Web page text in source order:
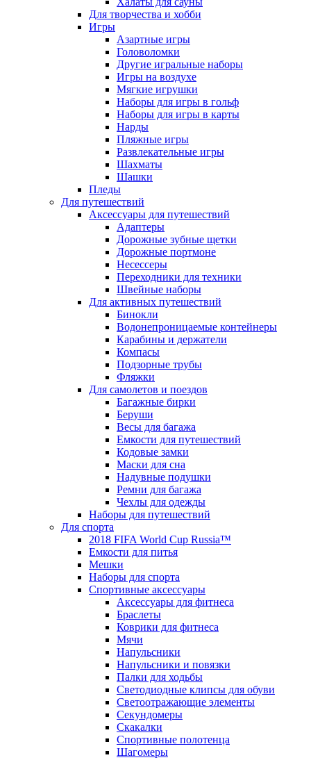
Для творчества и хобби
Игры
Азартные игры
Головоломки
Другие игральные наборы
Игры на воздухе
Мягкие игрушки
Наборы для игры в гольф
Наборы для игры в карты
Нарды
Пляжные игры
Развлекательные игры
Шахматы
Шашки
Пледы
Для путешествий
Аксессуары для путешествий
Адаптеры
Дорожные зубные щетки
Дорожные портмоне
Несессеры
Переходники для техники
Швейные наборы
Для активных путешествий
Бинокли
Водонепроницаемые контейнеры
Карабины и держатели
Компасы
Подзорные трубы
Фляжки
Для самолетов и поездов
Багажные бирки
Беруши
Весы для багажа
Емкости для путешествий
Кодовые замки
Маски для сна
Надувные подушки
Ремни для багажа
Чехлы для одежды
Наборы для путешествий
Для спорта
2018 FIFA World Cup Russia™
Емкости для питья
Мешки
Наборы для спорта
Спортивные аксессуары
Аксессуары для фитнеса
Браслеты
Коврики для фитнеса
Мячи
Напульсники
Напульсники и повязки
Палки для ходьбы
Светодиодные клипсы для обуви
Светоотражающие элементы
Секундомеры
Скакалки
Спортивные полотенца
Шагомеры